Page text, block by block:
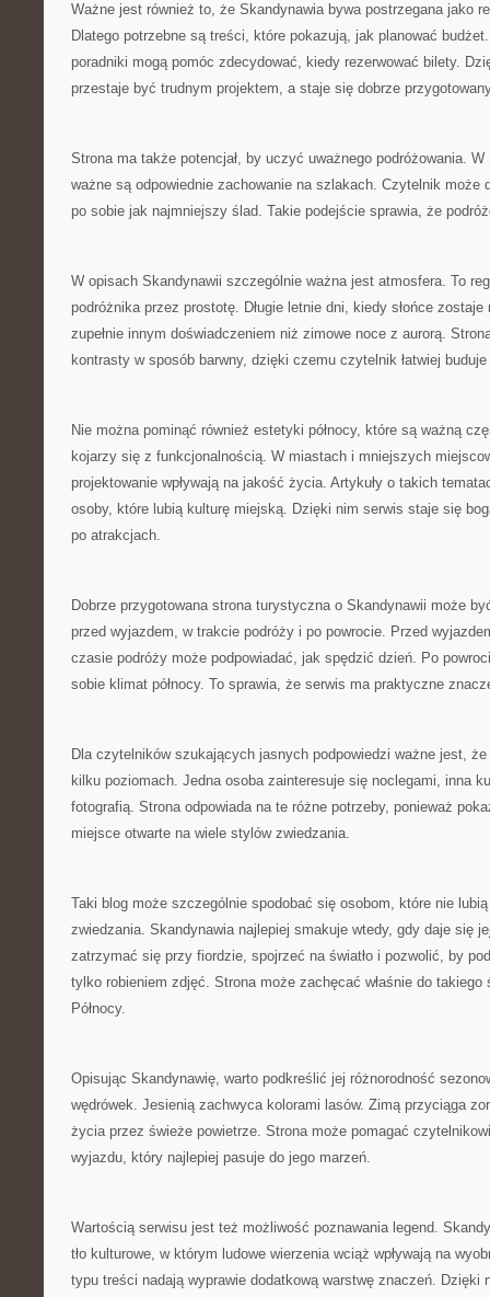
Ważne jest również to, że Skandynawia bywa postrzegana jako
Dlatego potrzebne są treści, które pokazują, jak planować
poradniki mogą pomóc zdecydować, kiedy rezerwować bilety.
przestaje być trudnym projektem, a staje się dobrze
Strona ma także potencjał, by uczyć uważnego podróżowania.
ważne są odpowiednie zachowanie na szlakach. Czytelnik może
po sobie jak najmniejszy ślad. Takie podejście sprawia, że
W opisach Skandynawii szczególnie ważna jest atmosfera. To
podróżnika przez prostotę. Długie letnie dni, kiedy słońce
zupełnie innym doświadczeniem niż zimowe noce z aurorą.
kontrasty w sposób barwny, dzięki czemu czytelnik łatwiej
Nie można pominąć również estetyki północy, które są ważną
kojarzy się z funkcjonalnością. W miastach i mniejszych
projektowanie wpływają na jakość życia. Artykuły o takich
osoby, które lubią kulturę miejską. Dzięki nim serwis staje się
po atrakcjach.
Dobrze przygotowana strona turystyczna o Skandynawii może
przed wyjazdem, w trakcie podróży i po powrocie. Przed
czasie podróży może podpowiadać, jak spędzić dzień. Po
sobie klimat północy. To sprawia, że serwis ma praktyczne
Dla czytelników szukających jasnych podpowiedzi ważne jest,
kilku poziomach. Jedna osoba zainteresuje się noclegami, inna
fotografią. Strona odpowiada na te różne potrzeby, ponieważ
miejsce otwarte na wiele stylów zwiedzania.
Taki blog może szczególnie spodobać się osobom, które nie
zwiedzania. Skandynawia najlepiej smakuje wtedy, gdy daje się
zatrzymać się przy fiordzie, spojrzeć na światło i pozwolić, by
tylko robieniem zdjęć. Strona może zachęcać właśnie do takiego
Północy.
Opisując Skandynawię, warto podkreślić jej różnorodność
wędrówek. Jesienią zachwyca kolorami lasów. Zimą przyciąga
życia przez świeże powietrze. Strona może pomagać
wyjazdu, który najlepiej pasuje do jego marzeń.
Wartością serwisu jest też możliwość poznawania legend.
tło kulturowe, w którym ludowe wierzenia wciąż wpływają na
typu treści nadają wyprawie dodatkową warstwę znaczeń. Dzięki